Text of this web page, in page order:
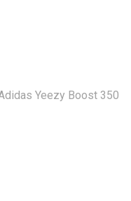
Yeezy Boost 350